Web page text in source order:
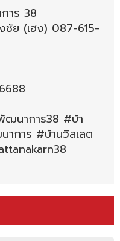
าร 38
ย (เฮง) 087-615-
ฒนาการ38 #บ้า
าการ #บ้านวิลเลต